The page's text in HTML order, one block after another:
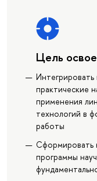
Цель
практические
применения
технологий в
работы
Сформировать
программы